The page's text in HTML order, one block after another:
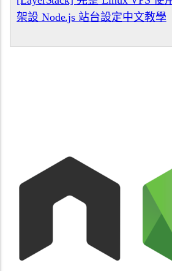
架設 Node.js 站台設定中文教學